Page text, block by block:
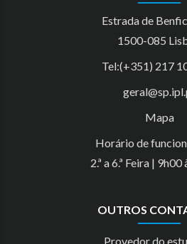
Estrada de
1500-085
Tel:(+351) 217
Mapa
Horário de
2.ª a 6.ª Feira |
OUTROS
Provedor do